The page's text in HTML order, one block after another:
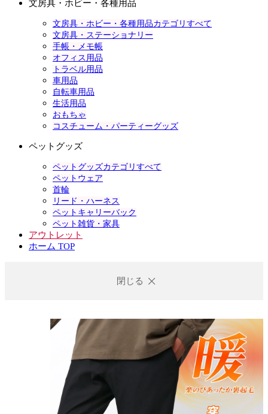
文房具・ホビー・各種用品
文房具・ホビー・各種用品カテゴリすべて
文房具・ステーショナリー
手帳・メモ帳
オフィス用品
トラベル用品
車用品
自転車用品
生活用品
おもちゃ
コスチューム・パーティーグッズ
ペットグッズ
ペットグッズカテゴリすべて
ペットウェア
首輪
リード・ハーネス
ペットキャリーバック
ペット雑貨・家具
アウトレット
ホーム TOP
閉じる